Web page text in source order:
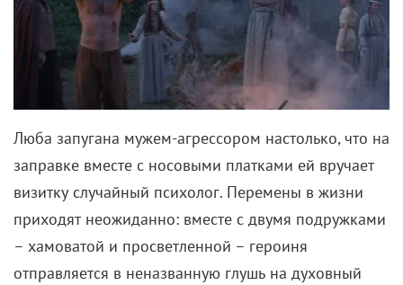
Люба запугана мужем-агрессором настолько, что на
заправке вместе с носовыми платками ей вручает
визитку случайный психолог. Перемены в жизни
приходят неожиданно: вместе с двумя подружками
– хамоватой и просветленной – героиня
отправляется в неназванную глушь на духовный